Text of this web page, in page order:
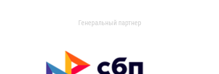
Генеральный партнер